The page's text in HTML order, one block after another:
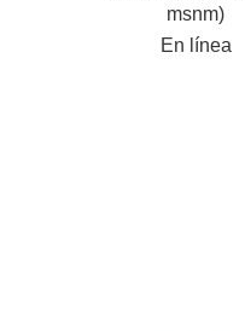
msnm)
En línea